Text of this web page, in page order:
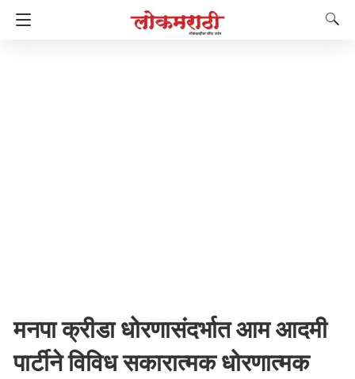
मनपा क्रीडा धोरणासंदर्भात आम आदमी
पार्टीने विविध सकारात्मक धोरणात्मक